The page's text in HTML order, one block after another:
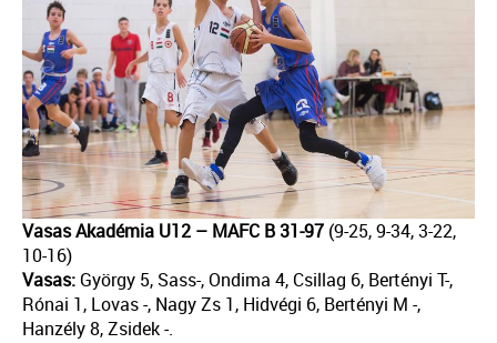
Vasas Akadémia U12 – MAFC B 31-97 (9-25, 9-34, 3-22,
10-16)
Vasas: György 5, Sass-, Ondima 4, Csillag 6, Bertényi T-,
Rónai 1, Lovas -, Nagy Zs 1, Hidvégi 6, Bertényi M -,
Hanzély 8, Zsidek -.